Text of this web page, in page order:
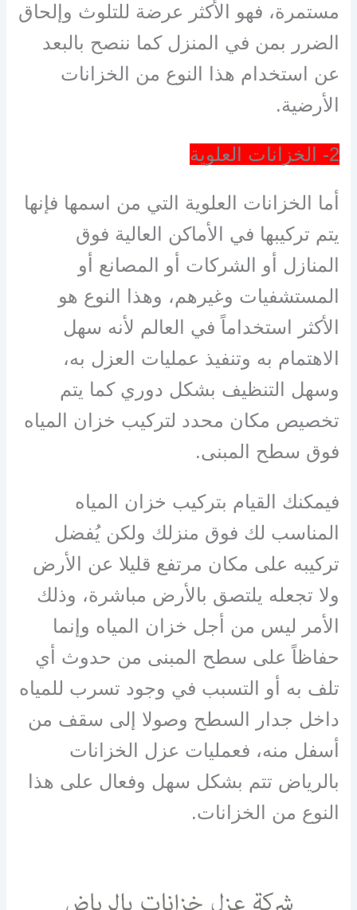
مستمرة، فهو الأكثر عرضة للتلوث وإلحاق
الضرر بمن في المنزل كما ننصح بالبعد
عن استخدام هذا النوع من الخزانات
الأرضية.
2- الخزانات العلوية
أما الخزانات العلوية التي من اسمها فإنها
يتم تركيبها في الأماكن العالية فوق
المنازل أو الشركات أو المصانع أو
المستشفيات وغيرهم، وهذا النوع هو
الأكثر استخداماً في العالم لأنه سهل
الاهتمام به وتنفيذ عمليات العزل به،
وسهل التنظيف بشكل دوري كما يتم
تخصيص مكان محدد لتركيب خزان المياه
فوق سطح المبنى.
فيمكنك القيام بتركيب خزان المياه
المناسب لك فوق منزلك ولكن يُفضل
تركيبه على مكان مرتفع قليلا عن الأرض
ولا تجعله يلتصق بالأرض مباشرة، وذلك
الأمر ليس من أجل خزان المياه وإنما
حفاظاً على سطح المبنى من حدوث أي
تلف به أو التسبب في وجود تسرب للمياه
داخل جدار السطح وصولا إلى سقف من
أسفل منه، فعمليات عزل الخزانات
بالرياض تتم بشكل سهل وفعال على هذا
النوع من الخزانات.